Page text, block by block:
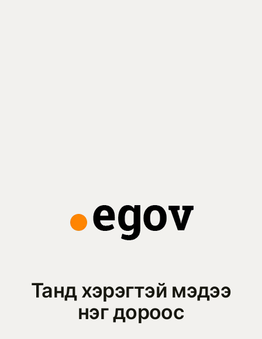
Танд хэрэгтэй мэдээ
нэг дороос